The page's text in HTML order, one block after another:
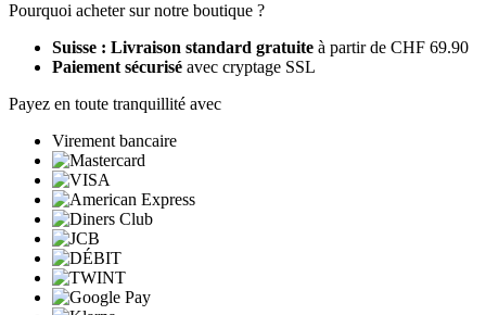
Pourquoi acheter sur notre boutique ?
Suisse : Livraison standard gratuite à partir de CHF 69.90
Paiement sécurisé avec cryptage SSL
Payez en toute tranquillité avec
Virement bancaire